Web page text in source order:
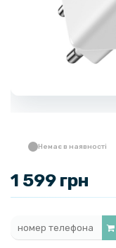
Немає в наявності
1 599 грн